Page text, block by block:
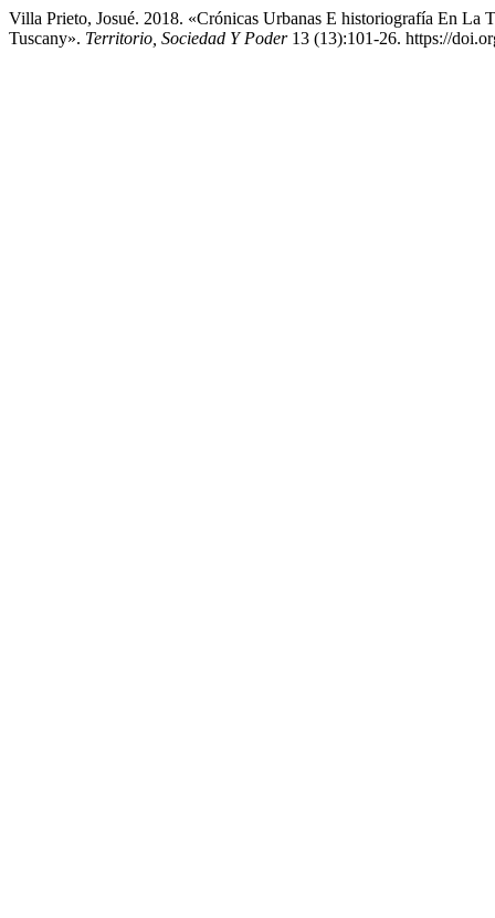
Villa Prieto, Josué. 2018. «Crónicas Urbanas E historiografía En
Tuscany». Territorio, Sociedad Y Poder13 (13):101-26. https://